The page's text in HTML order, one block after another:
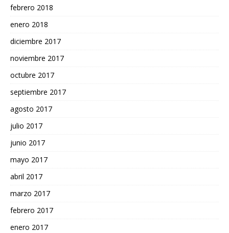
febrero 2018
enero 2018
diciembre 2017
noviembre 2017
octubre 2017
septiembre 2017
agosto 2017
julio 2017
junio 2017
mayo 2017
abril 2017
marzo 2017
febrero 2017
enero 2017